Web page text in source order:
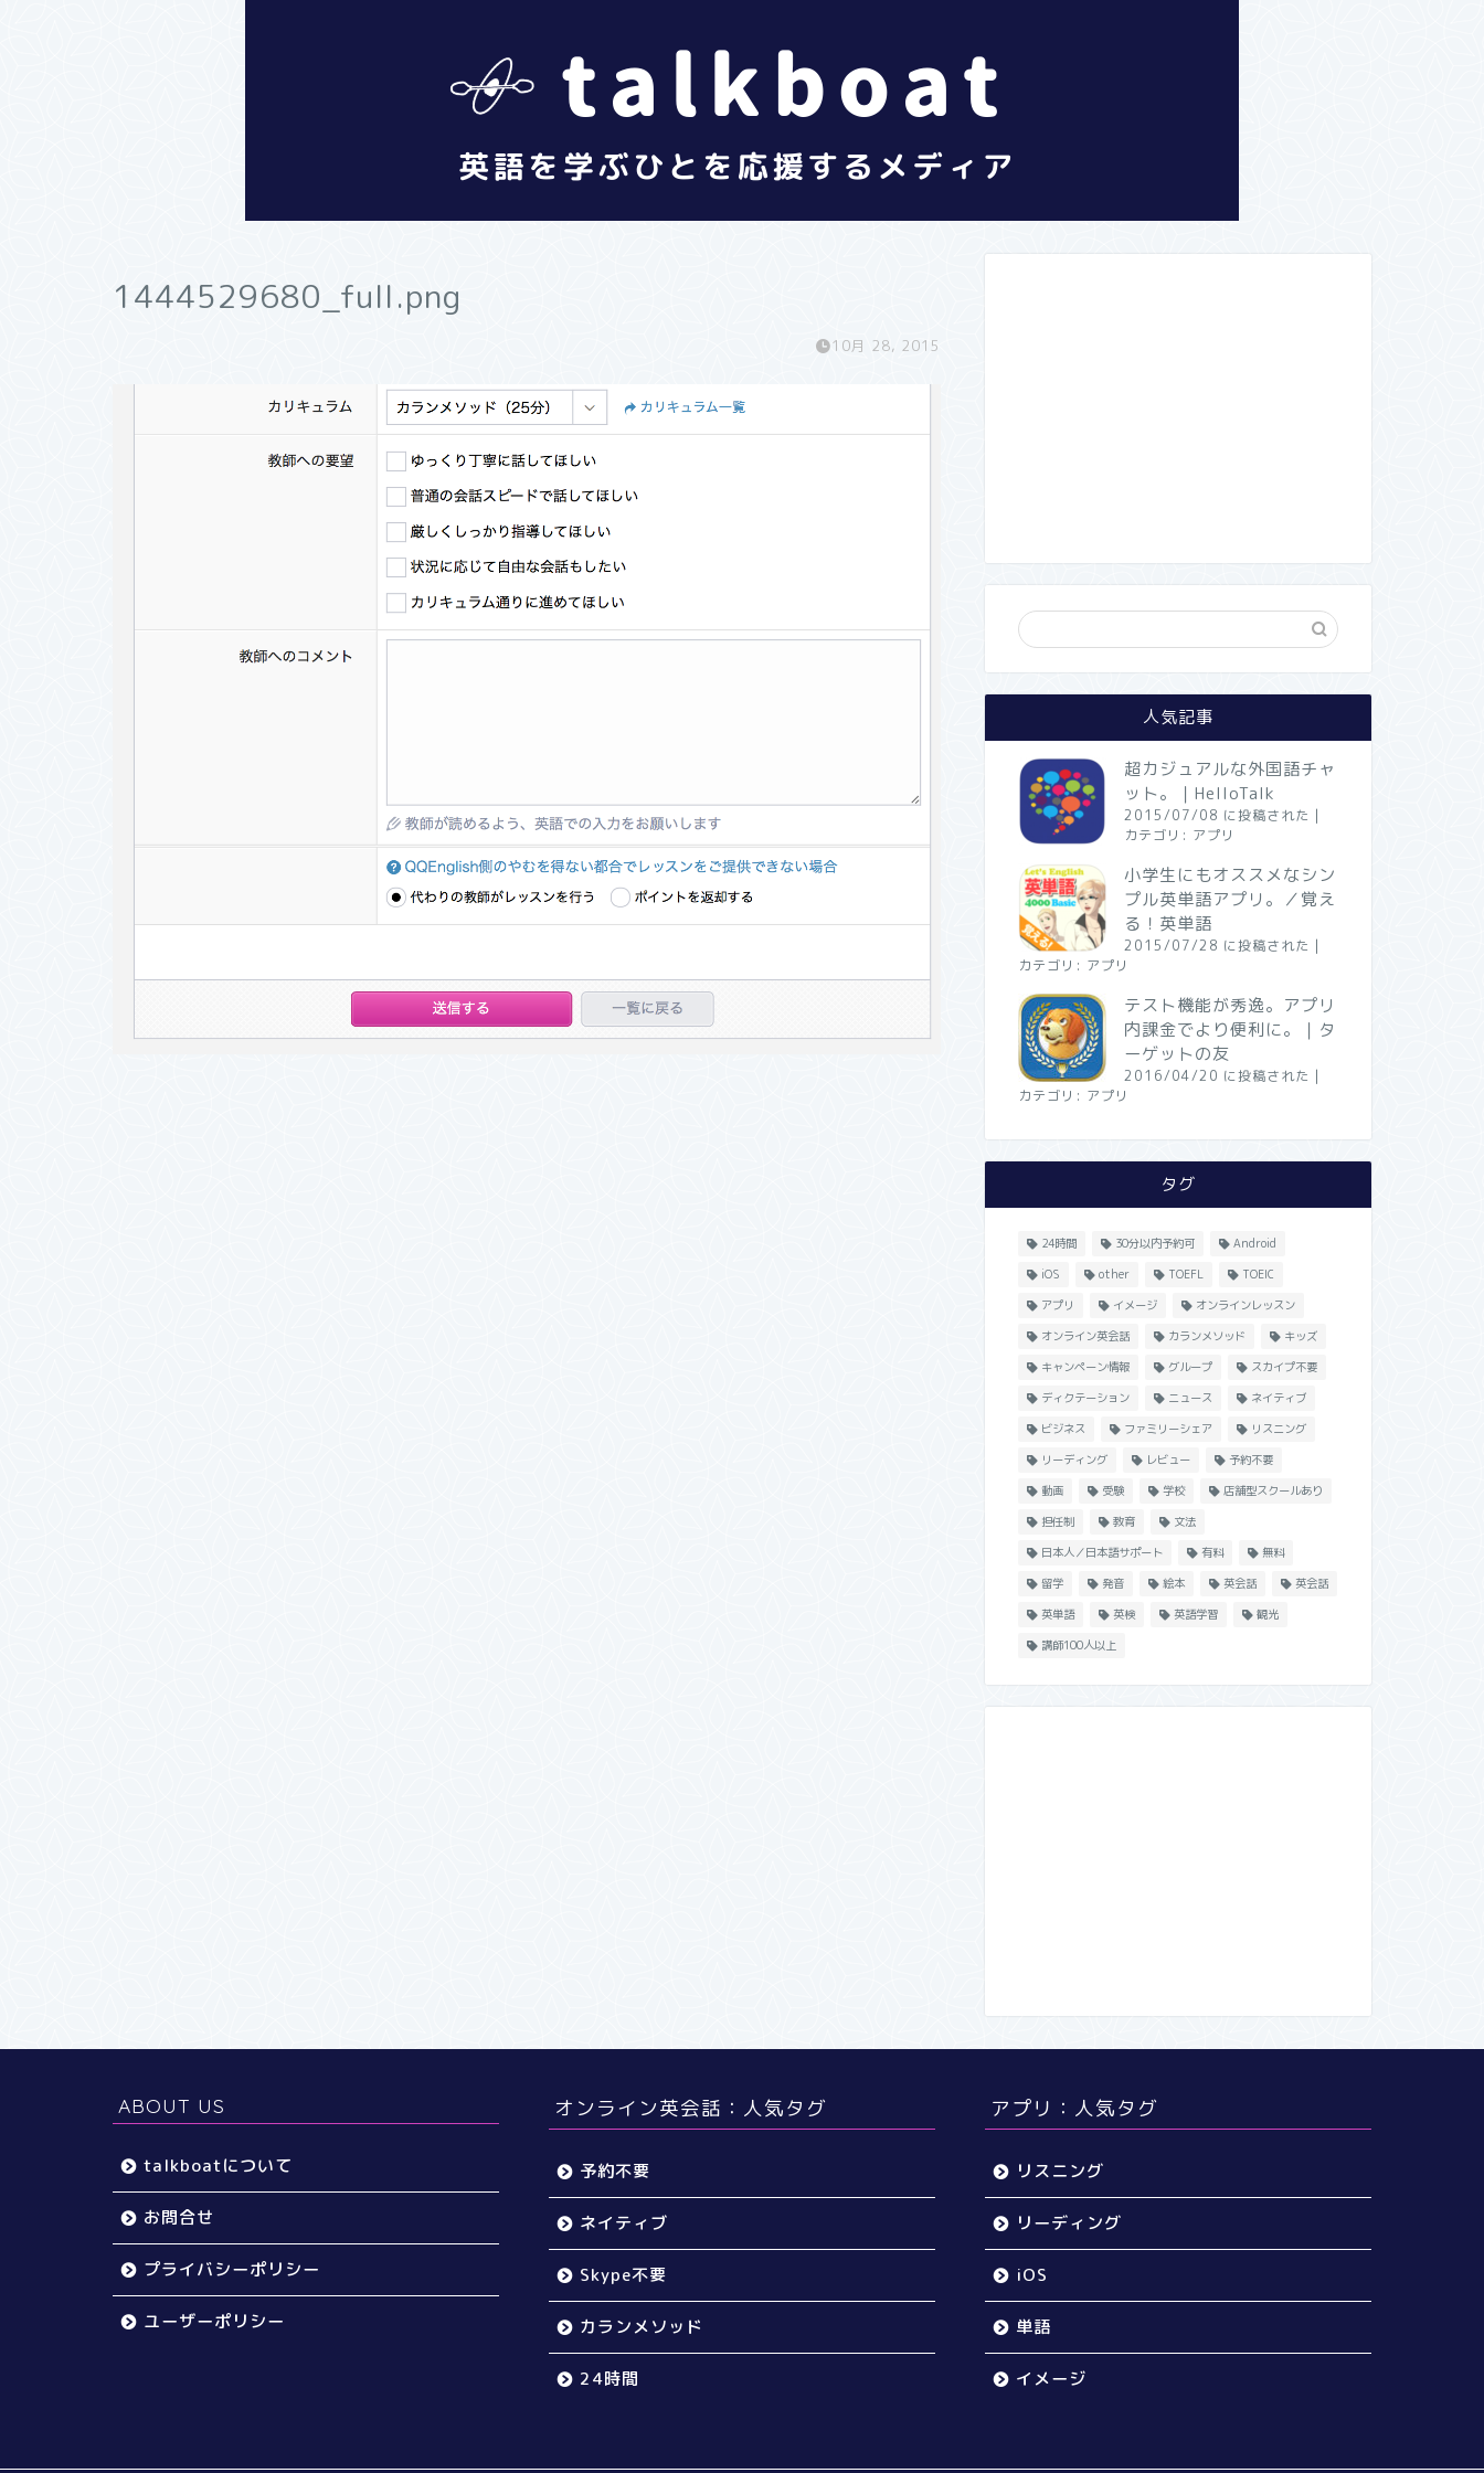
1444529680_full.png
10月 28, 2015
人気記事
超カジュアルな外国語チャ
ット。｜HelloTalk
2015/07/08 に投稿された |
カテゴリ: アプリ
小学生にもオススメなシン
プル英単語アプリ。／覚え
る！英単語
2015/07/28 に投稿された |
カテゴリ: アプリ
テスト機能が秀逸。アプリ
内課金でより便利に。｜タ
ーゲットの友
2016/04/20 に投稿された |
カテゴリ: アプリ
タグ
24時間 30分以内予約可
Android
iOS
other TOEFL
TOEIC
アプリ
イメージ
オンラインレッスン
オンライン英会話
カランメソッド
キッズ
キャンペーン情報
グループ
スカイプ不要
ディクテーション
ニュース
ネイティブ
ビジネス
ファミリーシェア
リスニング
リーディング
レビュー
予約不要
動画
受験 学校
店舗型スクールあり
担任制
教育
文法
日本人／日本語サポート
有料
無料
留学
発音 絵本 英会話
英会話
英単語
英検 英語学習
観光
講師100人以上
ABOUT US
talkboatについて
お問合せ
プライバシーポリシー
ユーザーポリシー
オンライン英会話：人気タグ
予約不要
ネイティブ
Skype不要
カランメソッド
24時間
アプリ：人気タグ
リスニング
リーディング
iOS
単語
イメージ